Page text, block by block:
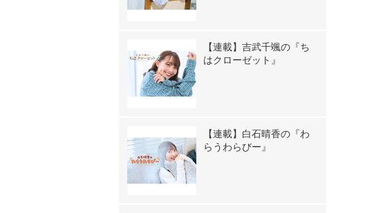
【連載】吉武千颯の『ち
はクローゼット』
【連載】白石晴香の『わ
らうわらびー』